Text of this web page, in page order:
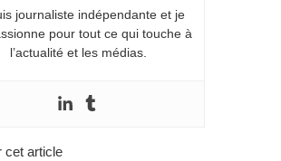
journaliste indépendante et je
pour tout ce qui touche à
l’actualité et les médias.
cet article